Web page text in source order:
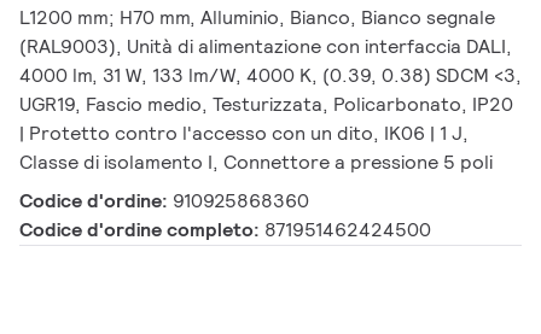
L1200 mm; H70 mm, Alluminio, Bianco, Bianco segnale
(RAL9003), Unità di alimentazione con interfaccia DALI,
4000 lm, 31 W, 133 lm/W, 4000 K, (0.39, 0.38) SDCM <3,
UGR19, Fascio medio, Testurizzata, Policarbonato, IP20
| Protetto contro l'accesso con un dito, IK06 | 1 J,
Classe di isolamento I, Connettore a pressione 5 poli
Codice d'ordine: 910925868360
Codice d'ordine completo: 871951462424500